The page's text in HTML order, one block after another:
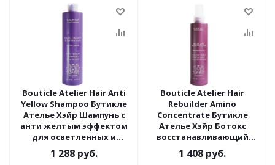
Bouticle Atelier Hair Anti
Yellow Shampoo Бутикле
Ателье Хэйр Шампунь с
анти желтым эффектом
для осветленных и
седых волос 500 мл
1 288 руб.
Bouticle Atelier Hair
Rebuilder Amino
Concentrate Бутикле
Ателье Хэйр Ботокс
восстанавливающий
амино концентрат 200
мл
1 408 руб.